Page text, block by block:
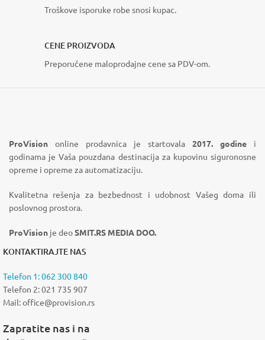
Troškove isporuke robe snosi kupac.
CENE PROIZVODA
Preporučene maloprodajne cene sa PDV-om.
ProVision online prodavnica je startovala 2017. godine i
godinama je Vaša pouzdana destinacija za kupovinu siguronosne
opreme i opreme za automatizaciju.
Kvalitetna rešenja za bezbednost i udobnost Vašeg doma ili
poslovnog prostora.
ProVision je deoSMIT.RS MEDIA DOO.
KONTAKTIRAJTE NAS
Telefon 1: 062 300 840
Telefon 2: 021 735 907
Mail: office@provision.rs
Zapratite nas i na